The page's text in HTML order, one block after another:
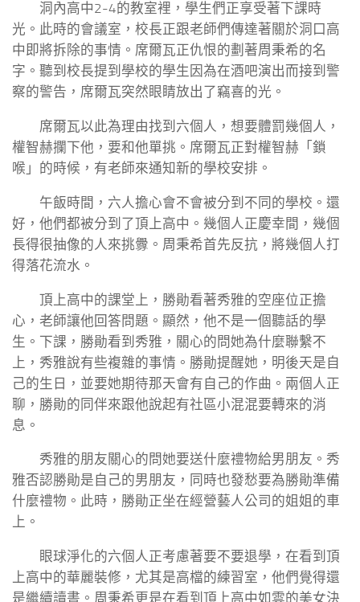
洞內高中2-4的教室裡，學生們正享受著下課時
光。此時的會議室，校長正跟老師們傳達著關於洞口高
中即將拆除的事情。席爾瓦正仇恨的劃著周秉希的名
字。聽到校長提到學校的學生因為在酒吧演出而接到警
察的警告，席爾瓦突然眼睛放出了竊喜的光。
席爾瓦以此為理由找到六個人，想要體罰幾個人，
權智赫攔下他，要和他單挑。席爾瓦正對權智赫「鎖
喉」的時候，有老師來通知新的學校安排。
午飯時間，六人擔心會不會被分到不同的學校。還
好，他們都被分到了頂上高中。幾個人正慶幸間，幾個
長得很抽像的人來挑釁。周秉希首先反抗，將幾個人打
得落花流水。
頂上高中的課堂上，勝勛看著秀雅的空座位正擔
心，老師讓他回答問題。顯然，他不是一個聽話的學
生。下課，勝勛看到秀雅，關心的問她為什麼聯繫不
上，秀雅說有些複雜的事情。勝勛提醒她，明後天是自
己的生日，並要她期待那天會有自己的作曲。兩個人正
聊，勝勛的同伴來跟他說起有社區小混混要轉來的消
息。
秀雅的朋友關心的問她要送什麼禮物給男朋友。秀
雅否認勝勛是自己的男朋友，同時也發愁要為勝勛準備
什麼禮物。此時，勝勛正坐在經營藝人公司的姐姐的車
上。
眼球淨化的六個人正考慮著要不要退學，在看到頂
上高中的華麗裝修，尤其是高檔的練習室，他們覺得還
是繼續讀書。周秉希更是在看到頂上高中如雲的美女決